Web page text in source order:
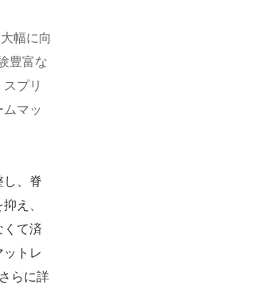
幅に向
豊富な
プリ
マッ
、脊
え、
て済
トレ
らに詳